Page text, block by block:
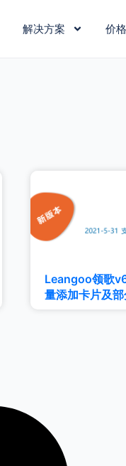
解决方案 价格
Leangoo领歌
量添加卡片及